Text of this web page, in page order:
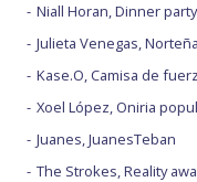
Niall Horan, Dinner party
Julieta Venegas, Norteña
Kase.O, Camisa de
Xoel López, Oniria
Juanes, JuanesTeban
The Strokes, Reality